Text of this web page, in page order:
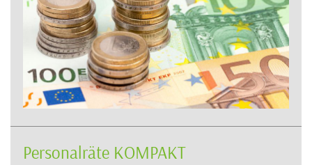
Personalräte KOMPAKT